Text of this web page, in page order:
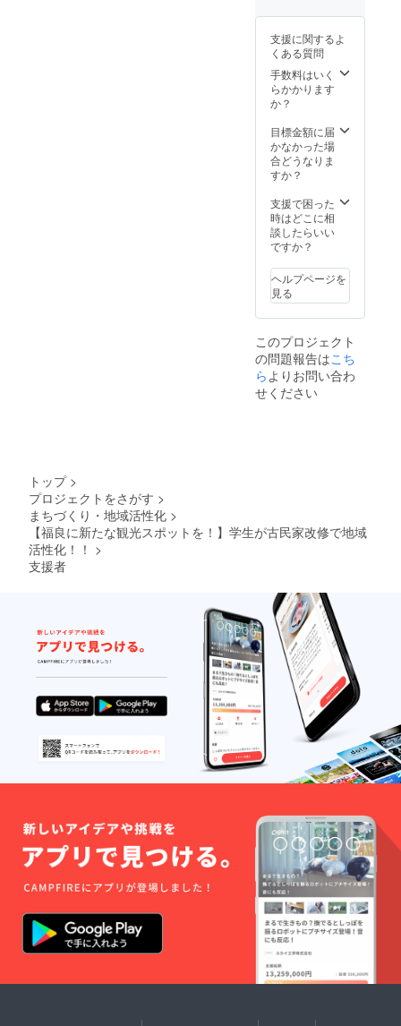
支援に関するよ
くある質問
手数料はいく
らかかります
か？
目標金額に届
かなかった場
合どうなりま
すか？
支援で困った
時はどこに相
談したらいい
ですか？
ヘルプページを
見る
このプロジェクト
の問題報告はこち
ら よりお問い合わ
せください
トップ >
プロジェクトをさがす >
まちづくり・地域活性化 >
【福良に新たな観光スポットを！】学生が古民家改修で地域
活性化！！ >
支援者